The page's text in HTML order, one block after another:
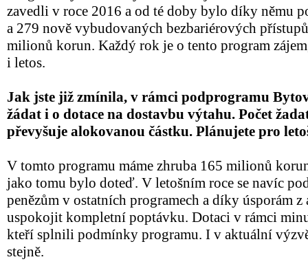
zavedli v roce 2016 a od té doby bylo díky němu
a 279 nově vybudovaných bezbariérových
milionů korun. Každý rok je o tento program
i letos.
Jak jste již zmínila, v rámci podprogramu
žádat i o dotace na dostavbu výtahu. Počet
převyšuje alokovanou částku. Plánujete pro
V tomto programu máme zhruba 165 milionů
jako tomu bylo doteď. V letošním roce se navíc
penězům v ostatních programech a díky úsporám
uspokojit kompletní poptávku. Dotaci v rámci
kteří splnili podmínky programu. I v aktuální
stejně.